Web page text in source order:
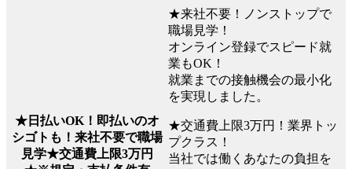
★日払いOK！即払いのオ
シゴトも！来社不要で職場
見学★交通費上限3万円
★来社不要！ノンストップで
職場見学！
オンライン登録でスピード就
業もOK！
就業までの接触機会の最小化
を実現しました。
★交通費上限3万円！業界トッ
プクラス！
当社では働くあなたの負担を